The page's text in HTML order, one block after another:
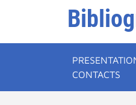
CONTACTS